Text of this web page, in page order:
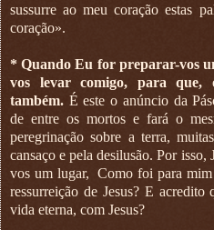
sussurre ao meu coração estas
coração».
* Quando Eu for preparar-vos
vos levar comigo, para que,
também. É este o anúncio da
de entre os mortos e fará o
peregrinação sobre a terra,
cansaço e pela desilusão. Por
vos um lugar,
Como foi para mim
ressurreição de Jesus? E
vida eterna, com Jesus?